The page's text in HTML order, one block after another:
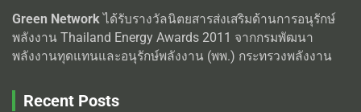
Green Networkได้รับรางวัลนิตยสารส่งเสริมด้านการอนุรักษ์
พลังงาน Thailand Energy Awards 2011 จากกรมพัฒนา
พลังงานทุดแทนและอนุรักษ์พลังงาน (พพ.) กระทรวงพลังงาน
Recent Posts